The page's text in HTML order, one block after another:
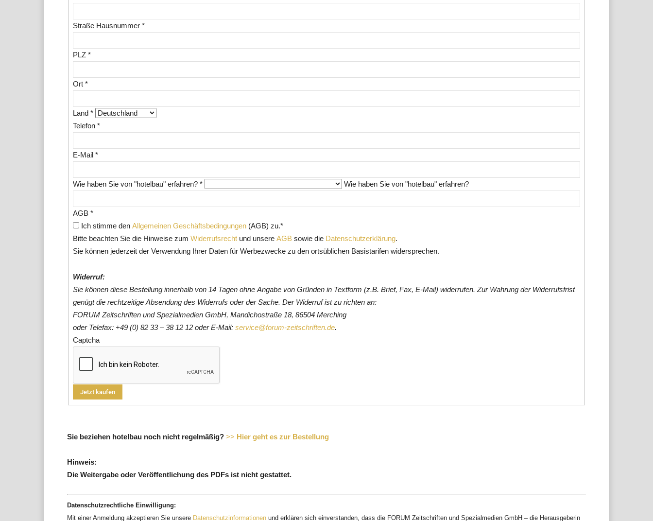
Straße Hausnummer*
PLZ*
Ort*
Land*
Telefon*
E-Mail*
Wie haben Sie von "hotelbau" erfahren?* Wie haben Sie von "hotelbau" erfahren?
AGB*
Ich stimme denAllgemeinen Geschäftsbedingungen (AGB) zu.*
Bitte beachten Sie die Hinweise zumWiderrufsrecht und unsereAGB sowie die Datenschutzerklärung.
Sie können jederzeit der Verwendung Ihrer Daten für Werbezwecke zu den ortsüblichen Basistarifen widersprechen.
Widerruf:
Sie können diese Bestellung innerhalb von 14 Tagen ohne Angabe von Gründen in Textform (z.B. Brief, Fax, E-Mail) widerrufen. Zur Wahrung der Widerrufsfrist
genügt die rechtzeitige Absendung des Widerrufs oder der Sache. Der Widerruf ist zu richten an:
FORUM Zeitschriften und Spezialmedien GmbH, Mandichostraße 18, 86504 Merching
oder Telefax: +49 (0) 82 33 – 38 12 12 oder E-Mail:service@forum-zeitschriften.de.
Captcha
Sie beziehen hotelbau noch nicht regelmäßig? >> Hier geht es zur Bestellung
Hinweis:
Die Weitergabe oder Veröffentlichung des PDFs ist nicht gestattet.
Datenschutzrechtliche Einwilligung:
Mit einer Anmeldung akzeptieren Sie unsere Datenschutzinformationen und erklären sich einverstanden, dass die FORUM Zeitschriften und Spezialmedien GmbH – die Herausgeberin